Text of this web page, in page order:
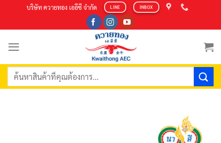
content
บริษัท ควายทอง เออีซี จำกัด LINE INBOX
ค้นหา: